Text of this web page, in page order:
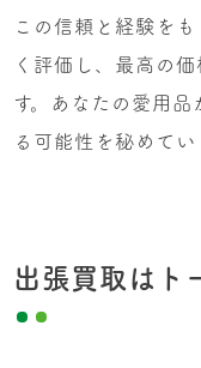
この信頼と経験を
く評価し、最高の
す。あなたの愛用
る可能性を秘めてい
出張買取はト